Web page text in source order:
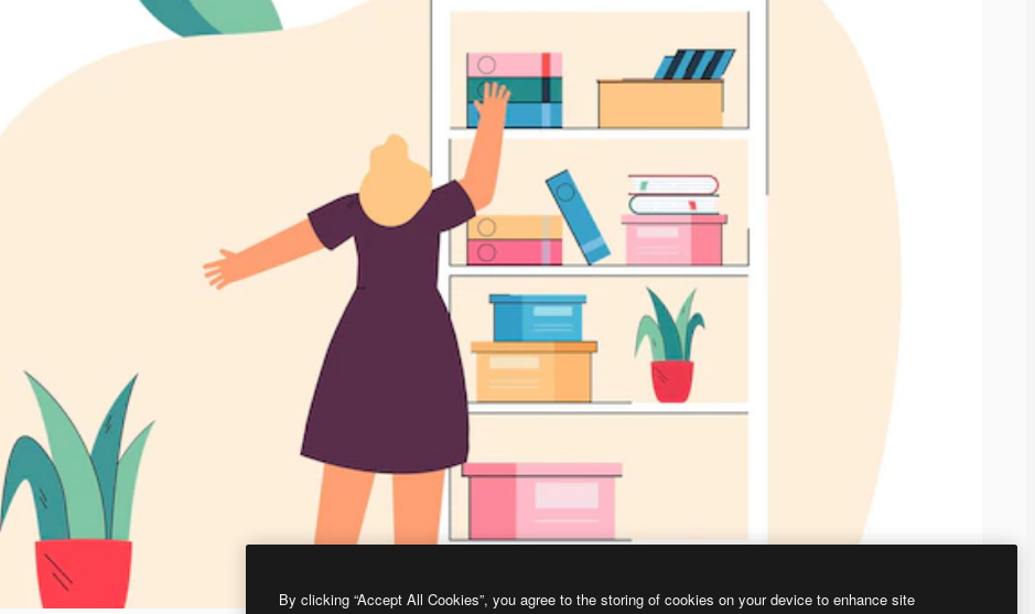
By clicking “Accept All Cookies”, you agree to the storing of cookies on your device to enhance site